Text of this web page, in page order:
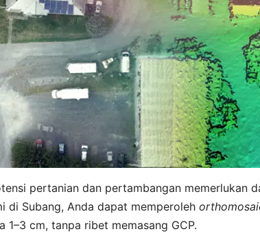
pertanian dan pertambangan memerlukan
di Subang, Anda dapat memperoleh
1–3 cm, tanpa ribet memasang GCP.